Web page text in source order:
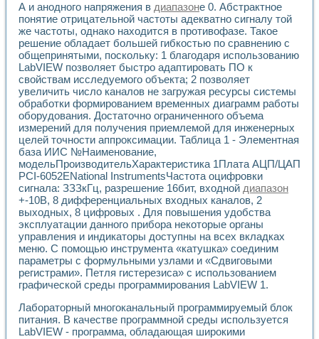
Система управления асинхронным тиристорным
Лазерный профилометр
Применение средств NATIONAL INSTRUMENTS для
Разработка автоматизированного стенда для
Автоматизированный стенд рентгеновской диагностики
Высокочувствительные оптоэлектронные
Установка для измерения диэлектрических свойств
Исследование кинетики зарождения и развития
Лабораторный электрический импедансный томограф на
Микрозондовая система для характеризации
Метод траекторий в исследовании
Промышленная автоматизация
Автоматизация технологических процессов получения
Использование систем технического зрения для контроля
Исследование электромагнитных переходных процессов
Применение LabVIEW при разработке обучающих
Разработка виртуальных тренажеров путем
Система блокировок, сигнализации и защиты ускорителя
Система сбора данных и управления процессом
Управление температурой газовой среды специальной
Разработка программного обеспечения с
Использование технологий NATIONAL INSTRUMENTS
Оборудование для промышленной термотрансферной
Автоматизация реометрических исследований на базе
Применение измерителя иммитанса для исследова¬ния
А и анодного напряжения в диапазоне 0. Абстрактное
понятие отрицательной частоты адекватно сигналу той
же частоты, однако находится в противофазе. Такое
решение обладает большей гибкостью по сравнению с
общепринятыми, поскольку: 1 благодаря использованию
LabVIEW позволяет быстро адаптировать ПО к
свойствам исследуемого объекта; 2 позволяет
увеличить число каналов не загружая ресурсы системы
обработки формированием временных диаграмм работы
оборудования. Достаточно ограниченного объема
измерений для получения приемлемой для инженерных
целей точности аппроксимации. Таблица 1 - Элементная
база ИИС №Наименование,
модельПроизводительХарактеристика 1Плата АЦП/ЦАП
PCI-6052ENational InstrumentsЧастота оцифровки
сигнала: ЗЗЗкГц, разрешение 16бит, входной диапазон
+-10В, 8 дифференциальных входных каналов, 2
выходных, 8 цифровых . Для повышения удобства
эксплуатации данного прибора некоторые органы
управления и индикаторы доступны на всех вкладках
меню. С помощью инструмента «катушка» соединим
параметры с формульными узлами и «Сдвиговыми
регистрами». Петля гистерезиса» с использованием
графической среды программирования LabVIEW 1.
Лабораторный многоканальный программируемый блок
питания. В качестве программной среды используется
LabVIEW - программа, обладающая широкими